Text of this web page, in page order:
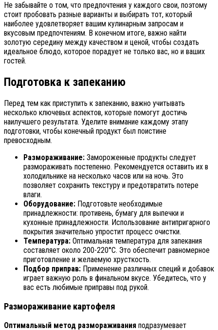
Не забывайте о том, что предпочтения у каждого свои, поэтому
стоит пробовать разные варианты и выбирать тот, который
наиболее удовлетворяет вашим кулинарным запросам и
вкусовым предпочтениям. В конечном итоге, важно найти
золотую середину между качеством и ценой, чтобы создать
идеальное блюдо, которое порадует не только вас, но и ваших
гостей.
Подготовка к запеканию
Перед тем как приступить к запеканию, важно учитывать
несколько ключевых аспектов, которые помогут достичь
наилучшего результата. Уделите внимание каждому этапу
подготовки, чтобы конечный продукт был поистине
превосходным.
Размораживание: Замороженные продукты следует
размораживать постепенно. Рекомендуется оставить их в
холодильнике на несколько часов или на ночь. Это
позволяет сохранить текстуру и предотвратить потере
влаги.
Оборудование: Подготовьте необходимые
принадлежности: противень, бумагу для выпечки и
кухонные принадлежности. Использование антипригарного
покрытия значительно упростит процесс очистки.
Температура: Оптимальная температура для запекания
составляет около 200-220°C. Это обеспечит равномерное
приготовление и желаемую хрусткость.
Подбор приправ: Применение различных специй и добавок
играет важную роль в финальном вкусе. Убедитесь, что у
вас есть любимые приправы под рукой.
Размораживание картофеля
Оптимальный метод размораживания подразумевает